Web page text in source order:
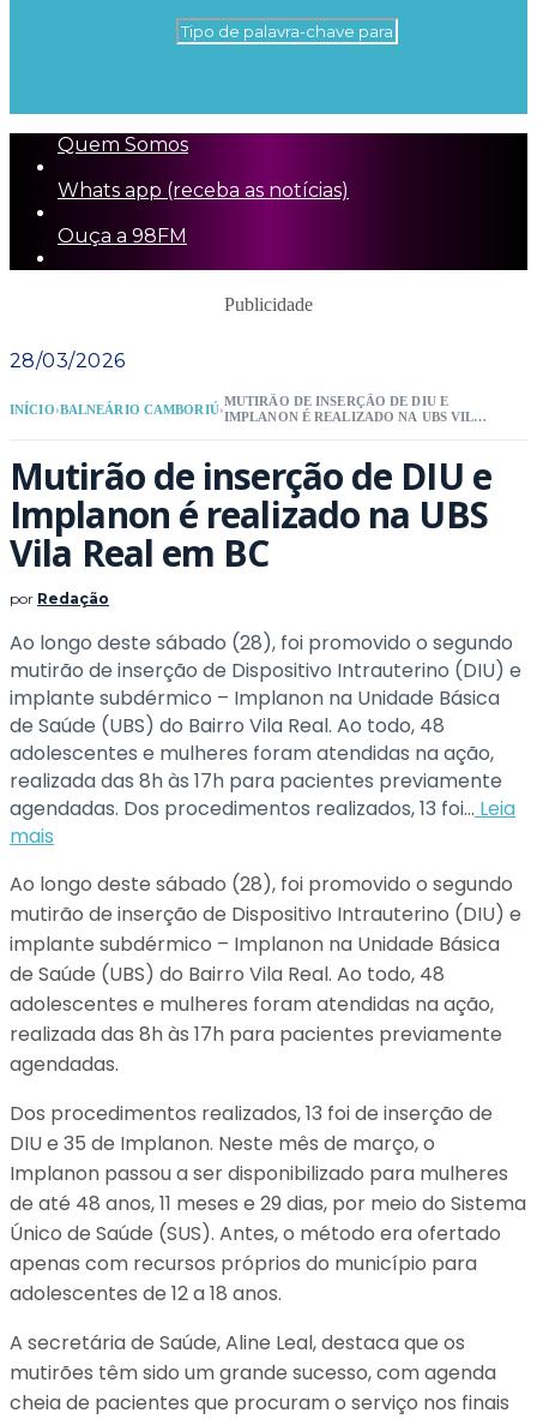
Quem Somos
Whats app (receba as notícias)
Ouça a 98FM
Publicidade
28/03/2026
INÍCIO›BALNEÁRIO CAMBORIÚ›
MUTIRÃO DE INSERÇÃO DE DIU E
IMPLANON É REALIZADO NA UBS VILA
Mutirão de inserção de DIU e
Implanon é realizado na UBS
Vila Real em BC
por Redação
Ao longo deste sábado (28), foi promovido o segundo
mutirão de inserção de Dispositivo Intrauterino (DIU) e
implante subdérmico – Implanon na Unidade Básica
de Saúde (UBS) do Bairro Vila Real. Ao todo, 48
adolescentes e mulheres foram atendidas na ação,
realizada das 8h às 17h para pacientes previamente
agendadas. Dos procedimentos realizados, 13 foi... Leia
mais
Ao longo deste sábado (28), foi promovido o segundo
mutirão de inserção de Dispositivo Intrauterino (DIU) e
implante subdérmico – Implanon na Unidade Básica
de Saúde (UBS) do Bairro Vila Real. Ao todo, 48
adolescentes e mulheres foram atendidas na ação,
realizada das 8h às 17h para pacientes previamente
agendadas.
Dos procedimentos realizados, 13 foi de inserção de
DIU e 35 de Implanon. Neste mês de março, o
Implanon passou a ser disponibilizado para mulheres
de até 48 anos, 11 meses e 29 dias, por meio do Sistema
Único de Saúde (SUS). Antes, o método era ofertado
apenas com recursos próprios do município para
adolescentes de 12 a 18 anos.
A secretária de Saúde, Aline Leal, destaca que os
mutirões têm sido um grande sucesso, com agenda
cheia de pacientes que procuram o serviço nos finais